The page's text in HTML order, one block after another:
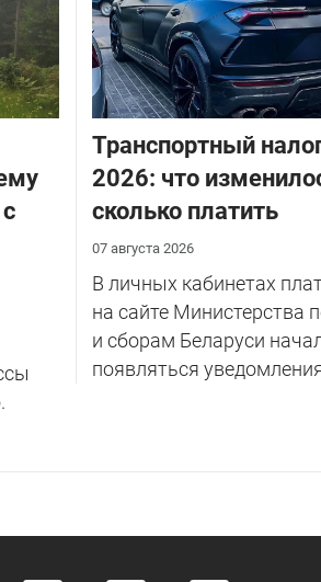
Транспортный
2026: что
сколько платить
07 августа 2026
В личных кабинетах
на сайте Министерства
и сборам Беларуси
появляться